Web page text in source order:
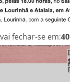
fechar-se em:39